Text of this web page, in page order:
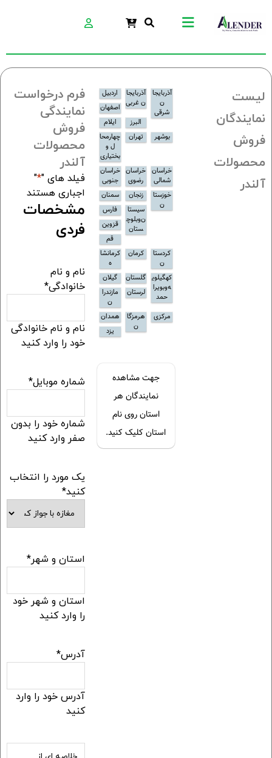
لیست
نمایندگان
فروش
محصولات
آلندر
آذربایجا
ن
شرقی
آذربایجا
ن غربی
اردبیل
اصفهان
البرز
ایلام
بوشهر
تهران
چهارمحا
ل و
بختیاری
خراسان
شمالی
خراسان
رضوی
خراسان
جنوبی
خوزستا
ن
زنجان
سمنان
سیستا
ن‌و‌بلوچ
ستان
فارس
قزوین
قم
کردستا
ن
کرمان
کرمانشا
ه
کهگیلوی
ه‌و‌بویرا
حمد
گلستان
گیلان
لرستان
مازندرا
ن
مرکزی
هرمزگا
ن
همدان
یزد
جهت مشاهده
نمایندگان هر
استان روی نام
استان کلیک کنید.
فرم درخواست
نمایندگی
فروش
محصولات
آلندر
فیلد های "*
"
اجباری هستند
مشخصات
فردی
نام و نام
خانوادگی*
نام و نام خانوادگی
خود را وارد کنید
شماره موبایل*
شماره خود را بدون
صفر وارد کنید
یک مورد را انتخاب
کنید*
استان و شهر*
استان و شهر خود
را وارد کنید
آدرس*
آدرس خود را وارد
کنید